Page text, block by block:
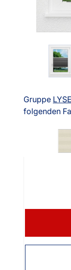
Gruppe
folgenden